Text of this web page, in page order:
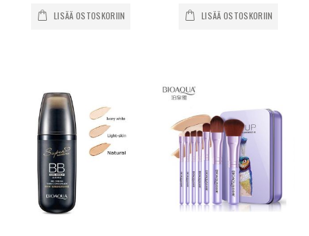
LISÄÄ OSTOSKORIIN LISÄÄ OSTOSKORIIN